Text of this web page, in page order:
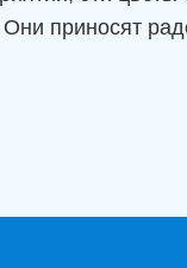
приносят